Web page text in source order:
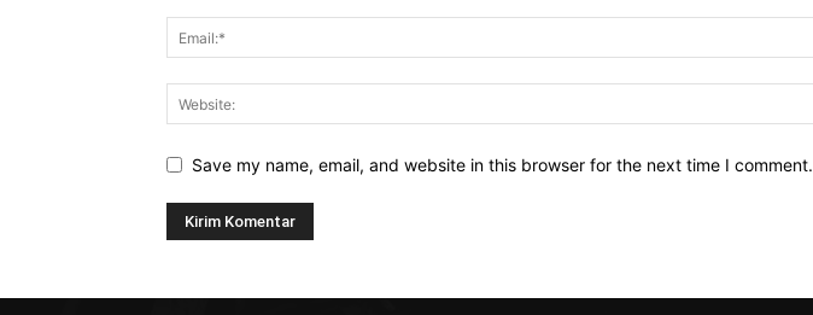
Save my name, email, and website in this browser for the next time I comment.